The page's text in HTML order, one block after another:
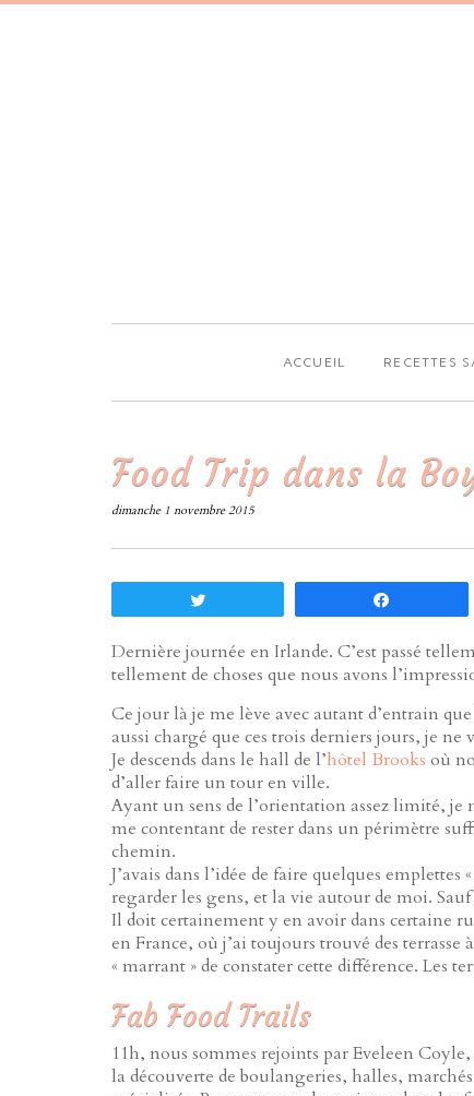
ACCUEIL RECETTES
Food Trip dans la
dimanche 1 novembre 2015
Dernière journée en Irlande. C’est passé
tellement de choses que nous avons
Ce jour là je me lève avec autant d’entrain
aussi chargé que ces trois derniers jours, je
Je descends dans le hall de l’hôtel Brooks où
d’aller faire un tour en ville.
Ayant un sens de l’orientation assez limité, je
me contentant de rester dans un périmètre
chemin.
J’avais dans l’idée de faire quelques
regarder les gens, et la vie autour de moi.
Il doit certainement y en avoir dans certaine
en France, où j’ai toujours trouvé des terrasse
« marrant » de constater cette différence. Les
Fab Food Trails
11h, nous sommes rejoints par Eveleen
la découverte de boulangeries, halles,